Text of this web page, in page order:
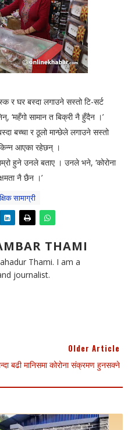
र घर बस्दा लगाउने सस्तो टि-सर्ट
‘महँगो सामान त बिक्री नै हुँदैन ।’
बच्चा र ठूलो मान्छेले लगाउने सस्तो
आएका रहेछन् ।
हुने उनले बताए । उनले भने, ‘कोरोना
नै छैन ।’
सामाग्री
THAMI
Thami. I am a
journalist.
Older Article
बढी मानिसमा कोरोना संक्रमण हुनसक्ने